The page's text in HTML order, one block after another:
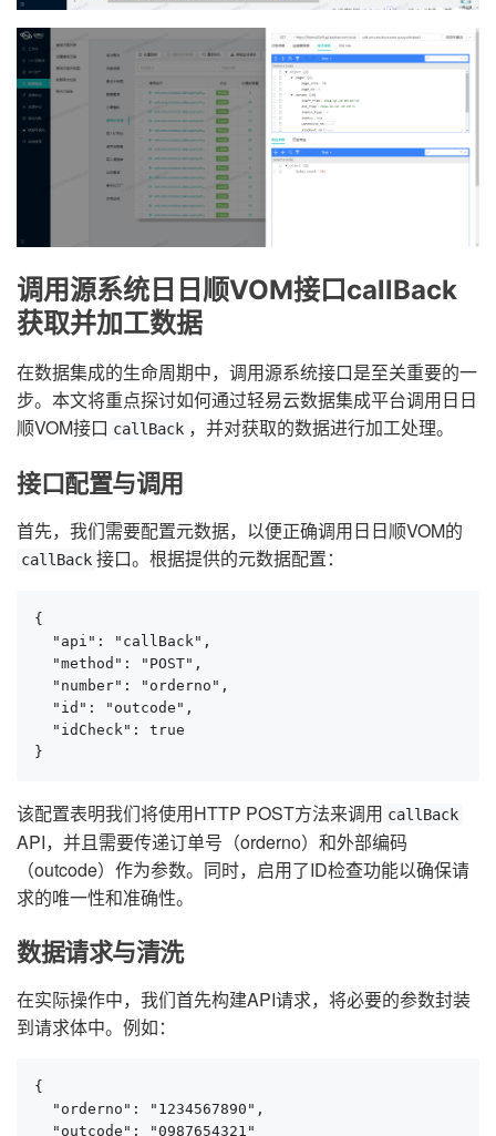
调用源系统日日顺VOM接口callBack
获取并加工数据
在数据集成的生命周期中，调用源系统接口是至关重要的一
步。本文将重点探讨如何通过轻易云数据集成平台调用日日
顺VOM接口 callBack ，并对获取的数据进行加工处理。
接口配置与调用
首先，我们需要配置元数据，以便正确调用日日顺VOM的
callBack 接口。根据提供的元数据配置：
{
  "api": "callBack",
  "method": "POST",
  "number": "orderno",
  "id": "outcode",
  "idCheck": true
}
该配置表明我们将使用HTTP POST方法来调用 callBack
API，并且需要传递订单号（orderno）和外部编码
（outcode）作为参数。同时，启用了ID检查功能以确保请
求的唯一性和准确性。
数据请求与清洗
在实际操作中，我们首先构建API请求，将必要的参数封装
到请求体中。例如：
{
  "orderno": "1234567890",
  "outcode": "0987654321"